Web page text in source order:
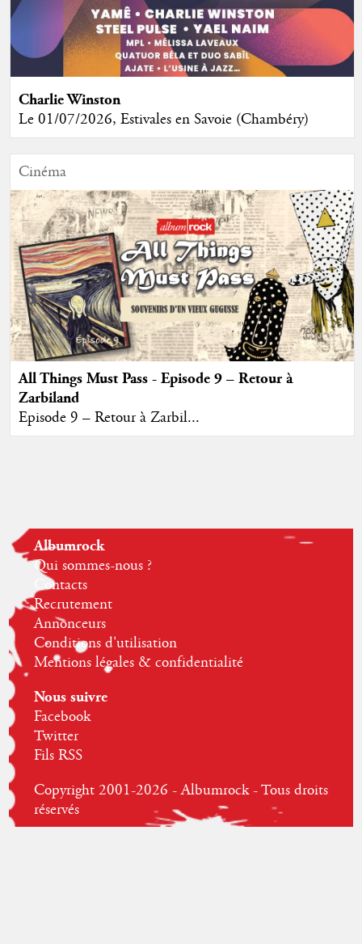
Charlie Winston
Le 01/07/2026, Estivales en Savoie (Chambéry)
Cinéma
All Things Must Pass - Episode 9 – Retour à
Zarbiland
Episode 9 – Retour à Zarbil...
Albumrock
Qui sommes-nous ?
Contacts
Recrutement
Annonceurs
Conditions d'utilisation
Mentions légales & confidentialité
Nous suivre
Facebook
Twitter
Fils RSS
Copyright 2001-2026 - Albumrock - Tous droits
réservés